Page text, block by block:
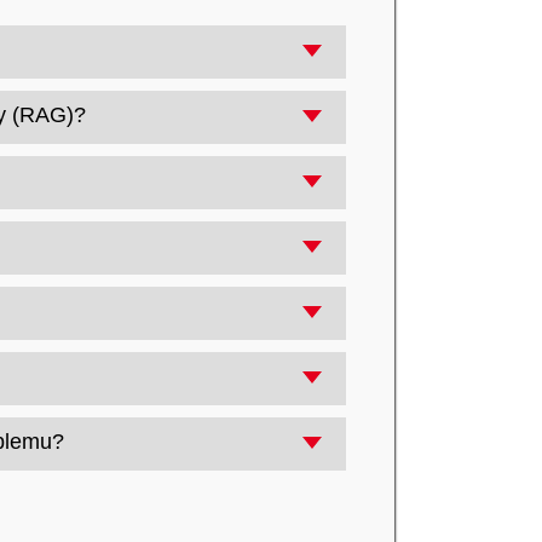
łatwiej na nim zrozumieć, jak
(RAG)?
danych, przepływ informacji,
i potrzebą zarządzania stanem
przekazywania wyników
reviewer-manager) i szybkie
do orkiestracji złożonego